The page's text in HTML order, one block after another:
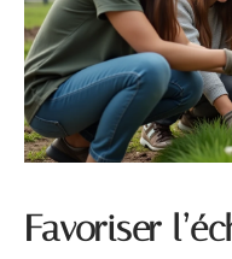
Favoriser